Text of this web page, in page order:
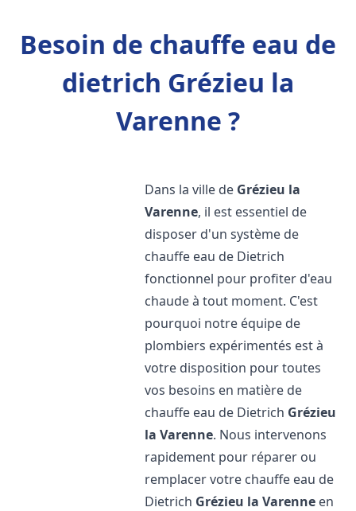
Besoin de chauffe eau de
dietrich Grézieu la
Varenne ?
Dans la ville de Grézieu la
Varenne, il est essentiel de
disposer d'un système de
chauffe eau de Dietrich
fonctionnel pour profiter d'eau
chaude à tout moment. C'est
pourquoi notre équipe de
plombiers expérimentés est à
votre disposition pour toutes
vos besoins en matière de
chauffe eau de Dietrich Grézieu
la Varenne. Nous intervenons
rapidement pour réparer ou
remplacer votre chauffe eau de
Dietrich Grézieu la Varenne en